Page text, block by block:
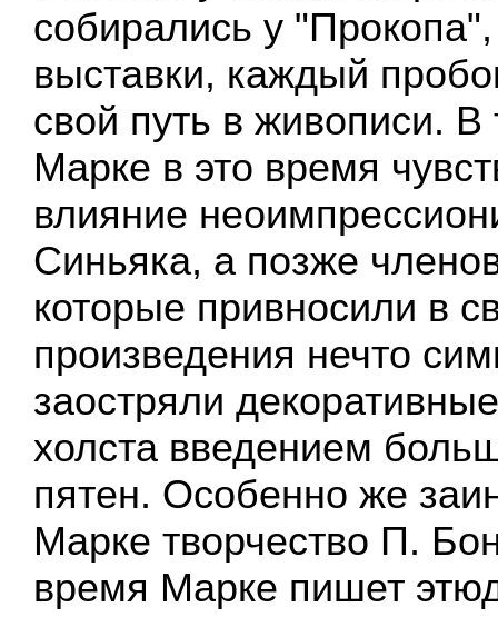
собирались у
выставки, каждый
свой путь в живописи. В
Марке в это время
влияние
Синьяка, а позже
которые привносили в
произведения нечто
заостряли
холста введением
пятен. Особенно же
Марке творчество П.
время Марке пишет